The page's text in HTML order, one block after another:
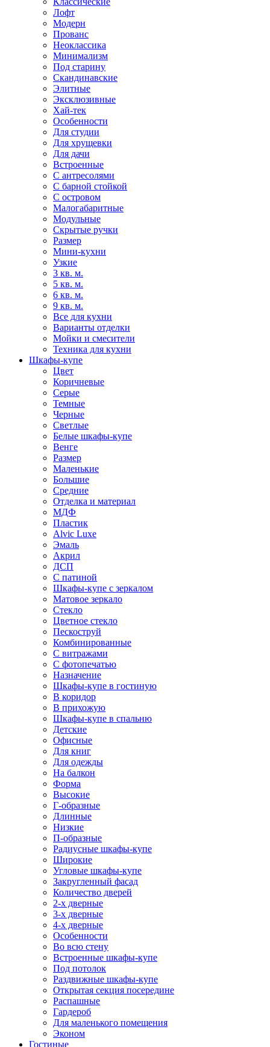
Лофт
Модерн
Прованс
Неоклассика
Минимализм
Под старину
Скандинавские
Элитные
Эксклюзивные
Хай-тек
Особенности
Для студии
Для хрущевки
Для дачи
Встроенные
С антресолями
С барной стойкой
С островом
Малогабаритные
Модульные
Скрытые ручки
Размер
Мини-кухни
Узкие
3 кв. м.
5 кв. м.
6 кв. м.
9 кв. м.
Все для кухни
Варианты отделки
Мойки и смесители
Техника для кухни
Шкафы-купе
Цвет
Коричневые
Серые
Темные
Черные
Светлые
Белые шкафы-купе
Венге
Размер
Маленькие
Большие
Средние
Отделка и материал
МДФ
Пластик
Alvic Luxe
Эмаль
Акрил
ДСП
С патиной
Шкафы-купе с зеркалом
Матовое зеркало
Стекло
Цветное стекло
Пескоструй
Комбинированные
С витражами
С фотопечатью
Назначение
Шкафы-купе в гостиную
В коридор
В прихожую
Шкафы-купе в спальню
Детские
Офисные
Для книг
Для одежды
На балкон
Форма
Высокие
Г-образные
Длинные
Низкие
П-образные
Радиусные шкафы-купе
Широкие
Угловые шкафы-купе
Закругленный фасад
Количество дверей
2-х дверные
3-х дверные
4-х дверные
Особенности
Во всю стену
Встроенные шкафы-купе
Под потолок
Раздвижные шкафы-купе
Открытая секция посередине
Распашные
Гардероб
Для маленького помещения
Эконом
Гостиные